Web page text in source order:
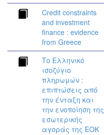
Credit constraints
and investment
finance : evidence
from Greece
Το Ελληνικό
ισοζύγιο
πληρωμών :
επιπτώσεις από
την ένταξη και
την ενοποίηση της
εσωτερικής
αγοράς της ΕΟΚ